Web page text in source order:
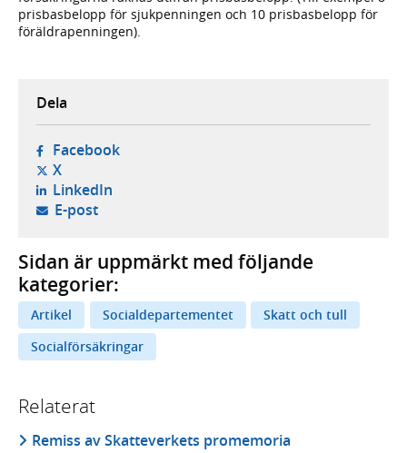
prisbasbelopp för sjukpenningen och 10 prisbasbelopp för
föräldrapenningen).
Dela
Facebook- öppnas i ny flik, extern webbplats,
X- öppnas i ny flik, extern webbplats,
LinkedIn- öppnas i ny flik, extern webbplats,
E-post- öppnar din e-postklient,
Sidan är uppmärkt med följande
kategorier:
Artikel Socialdepartementet
Skatt och tull
Socialförsäkringar
Relaterat
Remiss av Skatteverkets promemoria